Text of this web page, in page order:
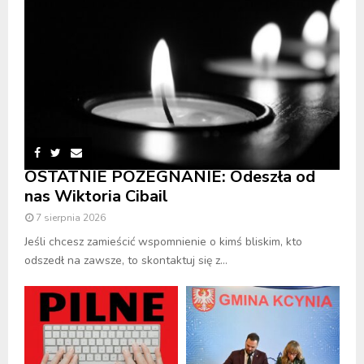
OSTATNIE POŻEGNANIE: Odeszła od
nas Wiktoria Cibail
7 sierpnia 2026
Jeśli chcesz zamieścić wspomnienie o kimś bliskim, kto
odszedł na zawsze, to skontaktuj się z...